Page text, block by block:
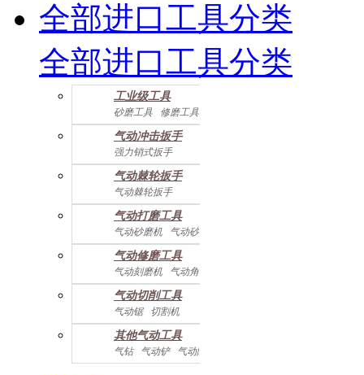
全部进口工具分类
全部进口工具分类
工业级工具
砂磨工具
修磨工具
建筑工具 气动螺丝起子
气动配件
气动冲击扳手
强力销式扳手
双鎚打式扳手
双环锤打式扳手
强力冲击扳手
迷你冲击扳手
直角式冲击扭力扳手
气动棘轮扳手
气动棘轮扳手
迷你棘轮扳手
气动打磨工具
气动砂磨机
气动砂带机
气动抛光机 胎磨/除胶机
气动修磨工具
气动刻磨机 气动角磨机
气动切削工具
气动锯 切割机
气动曲线剪
其他气动工具
气钻 气动铲 气动除锈机
气动拉钉机 气动喷漆枪